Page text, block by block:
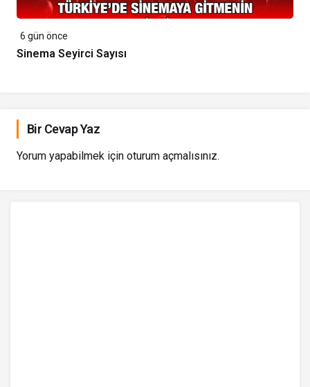
6 gün önce
Sinema Seyirci Sayısı
Bir Cevap Yaz
Yorum yapabilmek için oturum açmalısınız.